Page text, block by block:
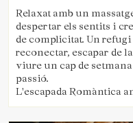
Relaxat amb un
despertar els sentits i
de complicitat. Un
reconectar, escapar de
viure un cap de
passió.
L'escapada Romàntica
inclou: